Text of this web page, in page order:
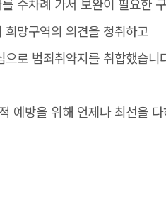
망구역의 의견을 청취하고
로 범죄취약지를 취합했습니
예방을 위해 언제나 최선을